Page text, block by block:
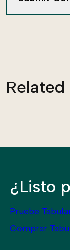
¿Listo
Pruebe
Comprar